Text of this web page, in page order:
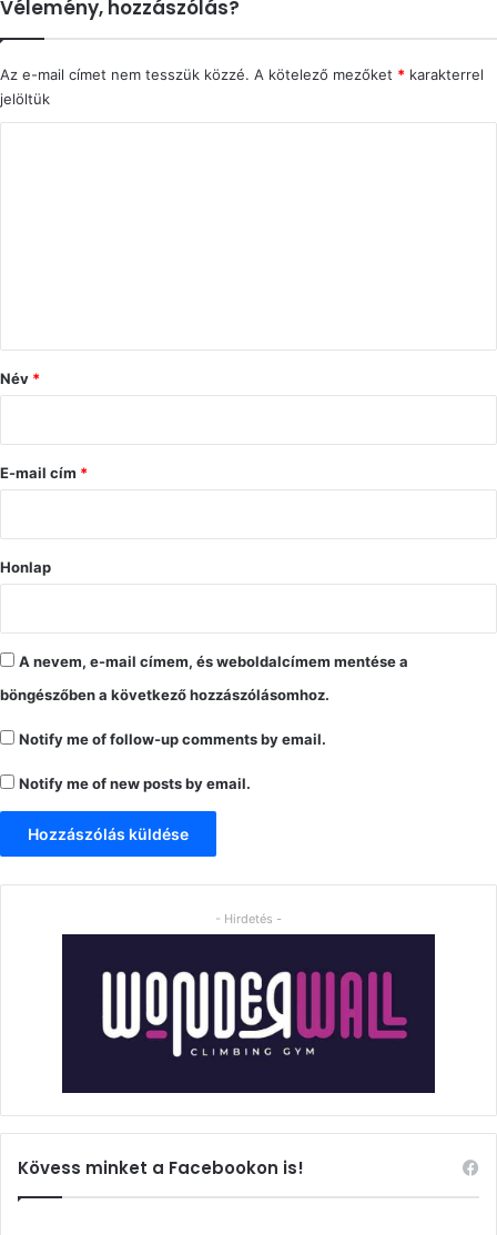
Vélemény, hozzászólás?
Az e-mail címet nem tesszük közzé. A kötelező mezőket * karakterrel
jelöltük
ó
s
Név *
E-mail cím *
Honlap
A nevem, e-mail címem, és weboldalcímem mentése a
böngészőben a következő hozzászólásomhoz.
Notify me of follow-up comments by email.
Notify me of new posts by email.
- Hirdetés -
Kövess minket a Facebookon is!